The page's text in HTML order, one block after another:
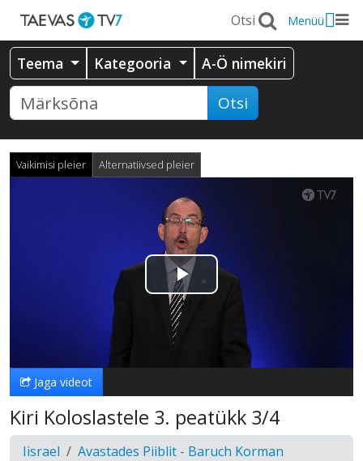
Menüü
Teema Kategooria A-Ö nimekiri
Otsi
Vaikimisi pleier Alternatiivsed pleier
Esita
Jaga videot
Kiri Koloslastele 3. peatükk 3/4
Iisrael Avastades Piiblit - Baruch Korman